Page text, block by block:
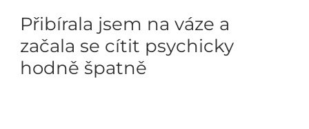
Přibírala jsem na váze a
začala se cítit psychicky
hodně špatně